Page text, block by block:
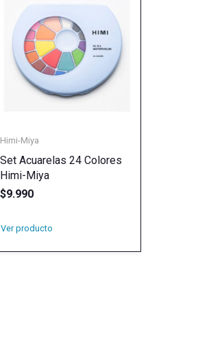
Himi-Miya
Set Acuarelas 24 Colores
Himi-Miya
$9.990
Ver producto